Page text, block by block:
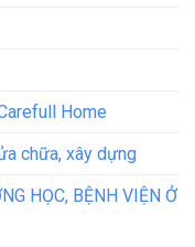
Home
chữa, xây dựng
HỌC, BỆNH VIỆN Ở